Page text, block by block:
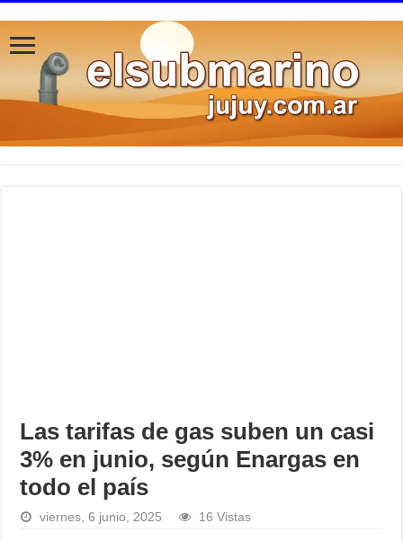
Las tarifas de gas suben un casi
3% en junio, según Enargas en
todo el país
viernes, 6 junio, 2025 16 Vistas